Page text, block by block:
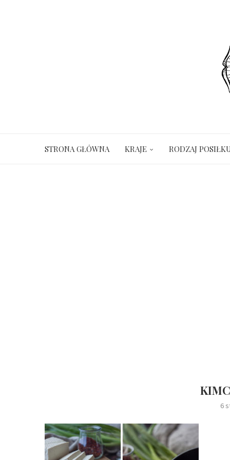
STRONA GŁÓWNA KRAJE RODZAJ
6